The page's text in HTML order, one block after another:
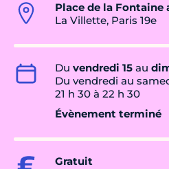
Place de la Fontaine
La Villette, Paris 19e
Du vendredi 15 au
Du vendredi au
21 h 30 à 22 h 30
Évènement terminé
Gratuit